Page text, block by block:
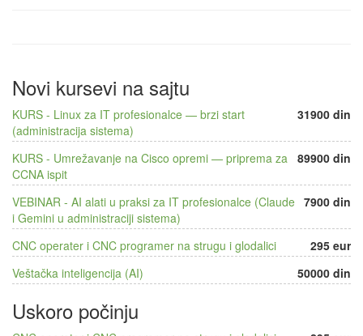
Novi kursevi na sajtu
31900 din
KURS - Linux za IT profesionalce — brzi start
(administracija sistema)
89900 din
KURS - Umrežavanje na Cisco opremi — priprema za
CCNA ispit
7900 din
VEBINAR - AI alati u praksi za IT profesionalce (Claude
i Gemini u administraciji sistema)
295 eur
CNC operater i CNC programer na strugu i glodalici
50000 din
Veštačka inteligencija (AI)
Uskoro počinju